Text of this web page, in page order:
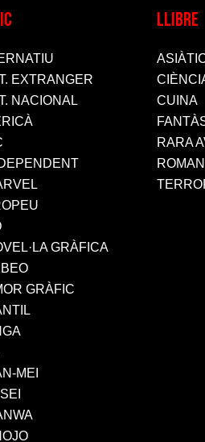
EXTRANGER
NACIONAL
GRÀFICA
GRÀFIC
MEI
LLIBRE
CUINA
RARA